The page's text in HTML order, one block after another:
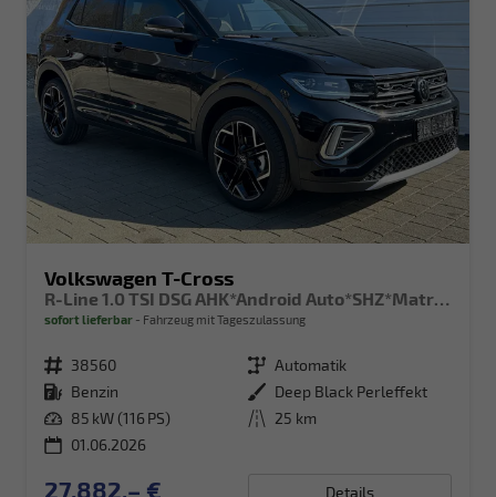
Volkswagen T-Cross
R-Line 1.0 TSI DSG AHK*Android Auto*SHZ*Matrix-LED*Kamera*Keyless*18"
sofort lieferbar Fahrzeug mit Tageszulassung
Fahrzeugnr. 38560 Getriebe Automatik
Kraftstoff Benzin Außenfarbe Deep Black Perleffekt
Leistung 85 kW (116 PS) Kilometerstand 25 km
01.06.2026
27.882,– € Details